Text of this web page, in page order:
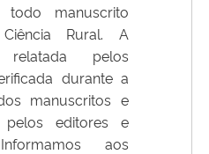
todo manuscrito
Rural. A
relatada pelos
durante a
manuscritos e
pelos editores e
aos